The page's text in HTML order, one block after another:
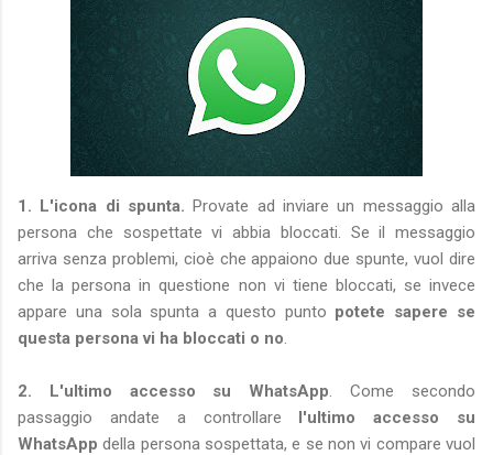
1. L'icona di spunta.Provate ad inviare un messaggio alla
persona che sospettate vi abbia bloccati. Se il messaggio
arriva senza problemi, cioè che appaiono due spunte, vuol dire
che la persona in questione non vi tiene bloccati, se invece
appare una sola spunta a questo punto potete sapere se
questa persona vi ha bloccati o no.
2. L'ultimo accesso su WhatsApp. Come secondo
passaggio andate a controllare l'ultimo accesso su
WhatsAppdella persona sospettata, e se non vi compare vuol